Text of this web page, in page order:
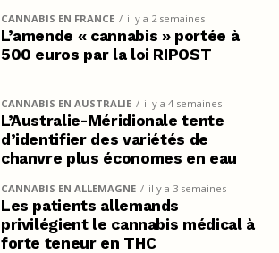
CANNABIS EN FRANCE il y a 2 semaines
L’amende « cannabis » portée à
500 euros par la loi RIPOST
CANNABIS EN AUSTRALIE il y a 4 semaines
L’Australie-Méridionale tente
d’identifier des variétés de
chanvre plus économes en eau
CANNABIS EN ALLEMAGNE il y a 3 semaines
Les patients allemands
privilégient le cannabis médical à
forte teneur en THC